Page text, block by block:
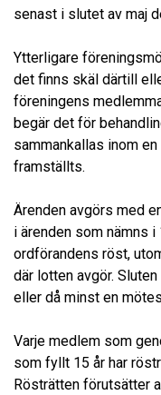
senast i slutet av maj
Ytterligare
det finns skäl därtill
föreningens
begär det för
sammankallas inom
framställts.
Ärenden avgörs med
i ärenden som nämns
ordförandens röst,
där lotten avgör.
eller då minst en
Varje medlem som
som fyllt 15 år har
Rösträtten förutsätter